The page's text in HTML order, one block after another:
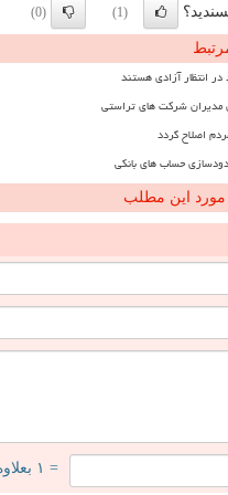
(1)
(0)
اصلاح گردد
حساب های بانکی
مورد این مطلب
= ۱ بعلاوه ۱